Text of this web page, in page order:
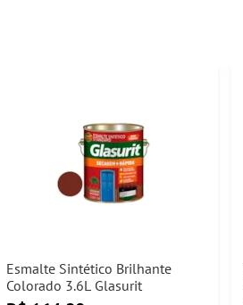
Esmalte Sintético Brilhante
Colorado 3.6L Glasurit